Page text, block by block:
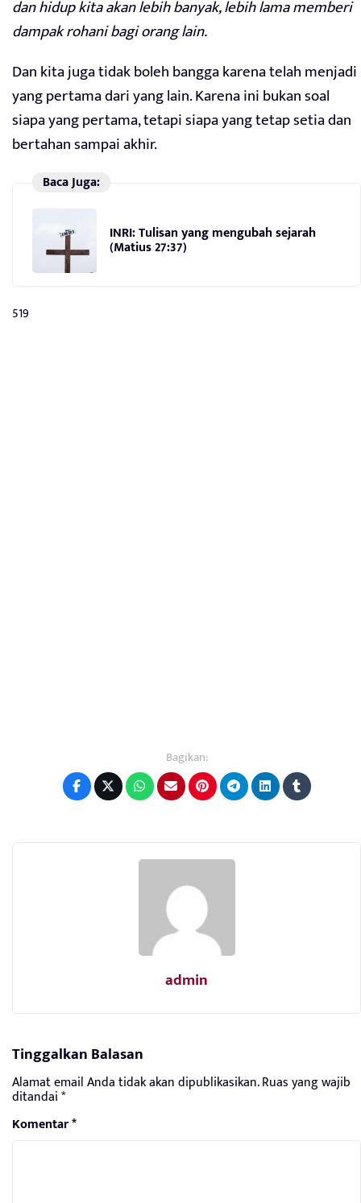
dan hidup kita akan lebih banyak, lebih lama memberi
dampak rohani bagi orang lain.
Dan kita juga tidak boleh bangga karena telah menjadi
yang pertama dari yang lain. Karena ini bukan soal
siapa yang pertama, tetapi siapa yang tetap setia dan
bertahan sampai akhir.
Baca Juga:
INRI: Tulisan yang mengubah sejarah
(Matius 27:37)
519
Bagikan:
admin
Tinggalkan Balasan
Alamat email Anda tidak akan dipublikasikan.Ruas yang wajib
ditandai*
Komentar*